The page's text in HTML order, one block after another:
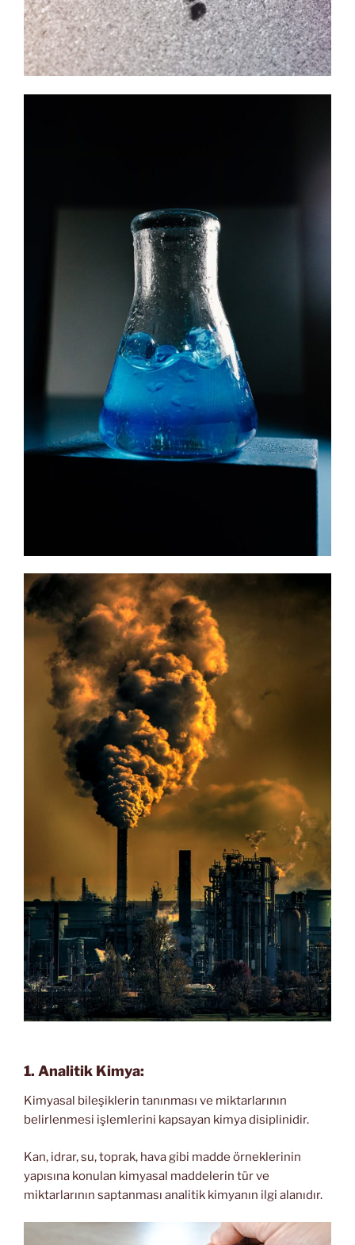
1. Analitik Kimya:
Kimyasal bileşiklerin tanınması ve miktarlarının
belirlenmesi işlemlerini kapsayan kimya disiplinidir.
Kan, idrar, su, toprak, hava gibi madde örneklerinin
yapısına konulan kimyasal maddelerin tür ve
miktarlarının saptanması analitik kimyanın ilgi alanıdır.